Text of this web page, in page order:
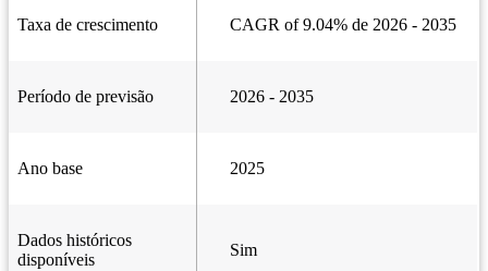
Taxa de crescimento CAGR of 9.04% de 2026 - 2035
Período de previsão 2026 - 2035
Ano base 2025
Dados históricos
disponíveis
Sim